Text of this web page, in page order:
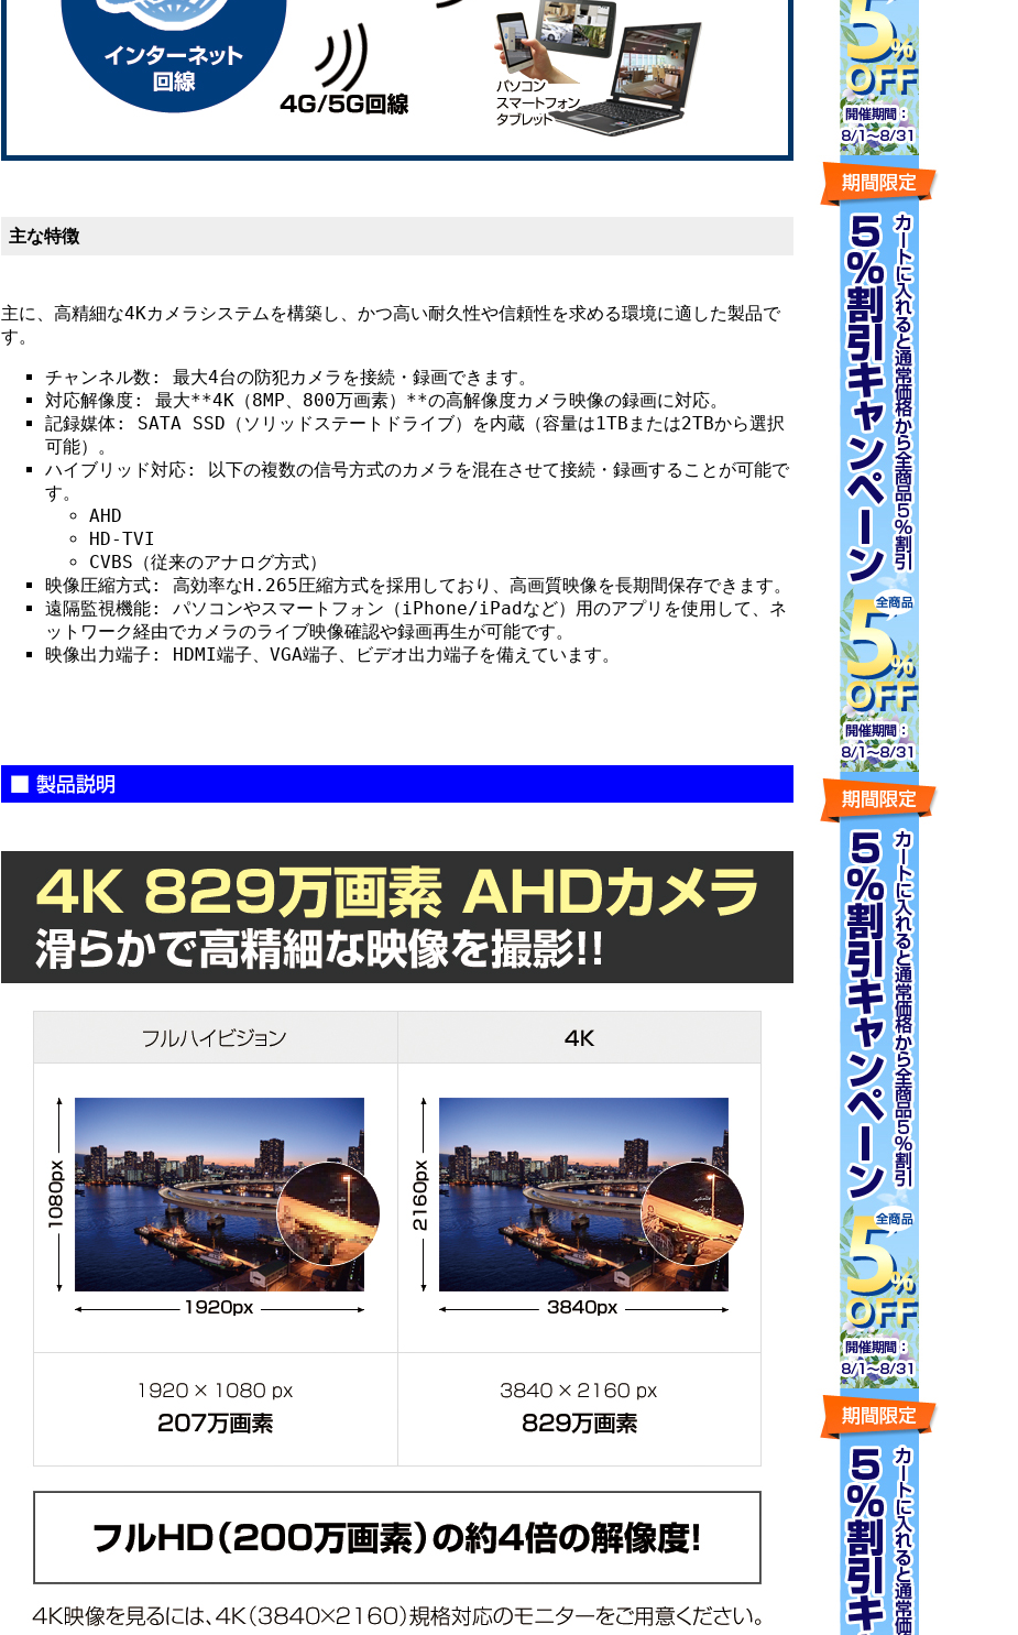
主な特徴
主に、高精細な4Kカメラシステムを構築し、かつ高い耐久性や信頼性を求める環境に適した製品で
す。
チャンネル数: 最大4台の防犯カメラを接続・録画できます。
対応解像度: 最大**4K（8MP、800万画素）**の高解像度カメラ映像の録画に対応。
記録媒体: SATA SSD（ソリッドステートドライブ）を内蔵（容量は1TBまたは2TBから選択
可能）。
ハイブリッド対応: 以下の複数の信号方式のカメラを混在させて接続・録画することが可能で
す。
AHD
HD-TVI
CVBS（従来のアナログ方式）
映像圧縮方式: 高効率なH.265圧縮方式を採用しており、高画質映像を長期間保存できます。
遠隔監視機能: パソコンやスマートフォン（iPhone/iPadなど）用のアプリを使用して、ネ
ットワーク経由でカメラのライブ映像確認や録画再生が可能です。
映像出力端子: HDMI端子、VGA端子、ビデオ出力端子を備えています。